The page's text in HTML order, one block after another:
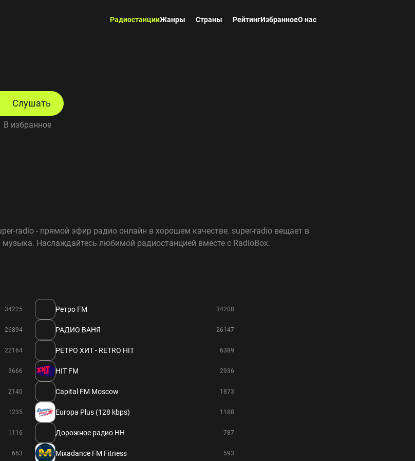
РадиостанцииЖанры Страны РейтингИзбранноеО нас
Слушать
В избранное
radio - прямой эфир радио онлайн в хорошем качестве. super-radio вещает в
Наслаждайтесь любимой радиостанцией вместе с RadioBox.
34225 Ретро FM 34208
26894 РАДИО ВАНЯ 26147
22164 РЕТРО ХИТ - RETRO HIT 6389
3666 HIT FM 2936
2140 Capital FM Moscow 1873
1235 Europa Plus (128 kbps) 1188
1116 Дорожное радио НН 787
663 Mixadance FM Fitness 593